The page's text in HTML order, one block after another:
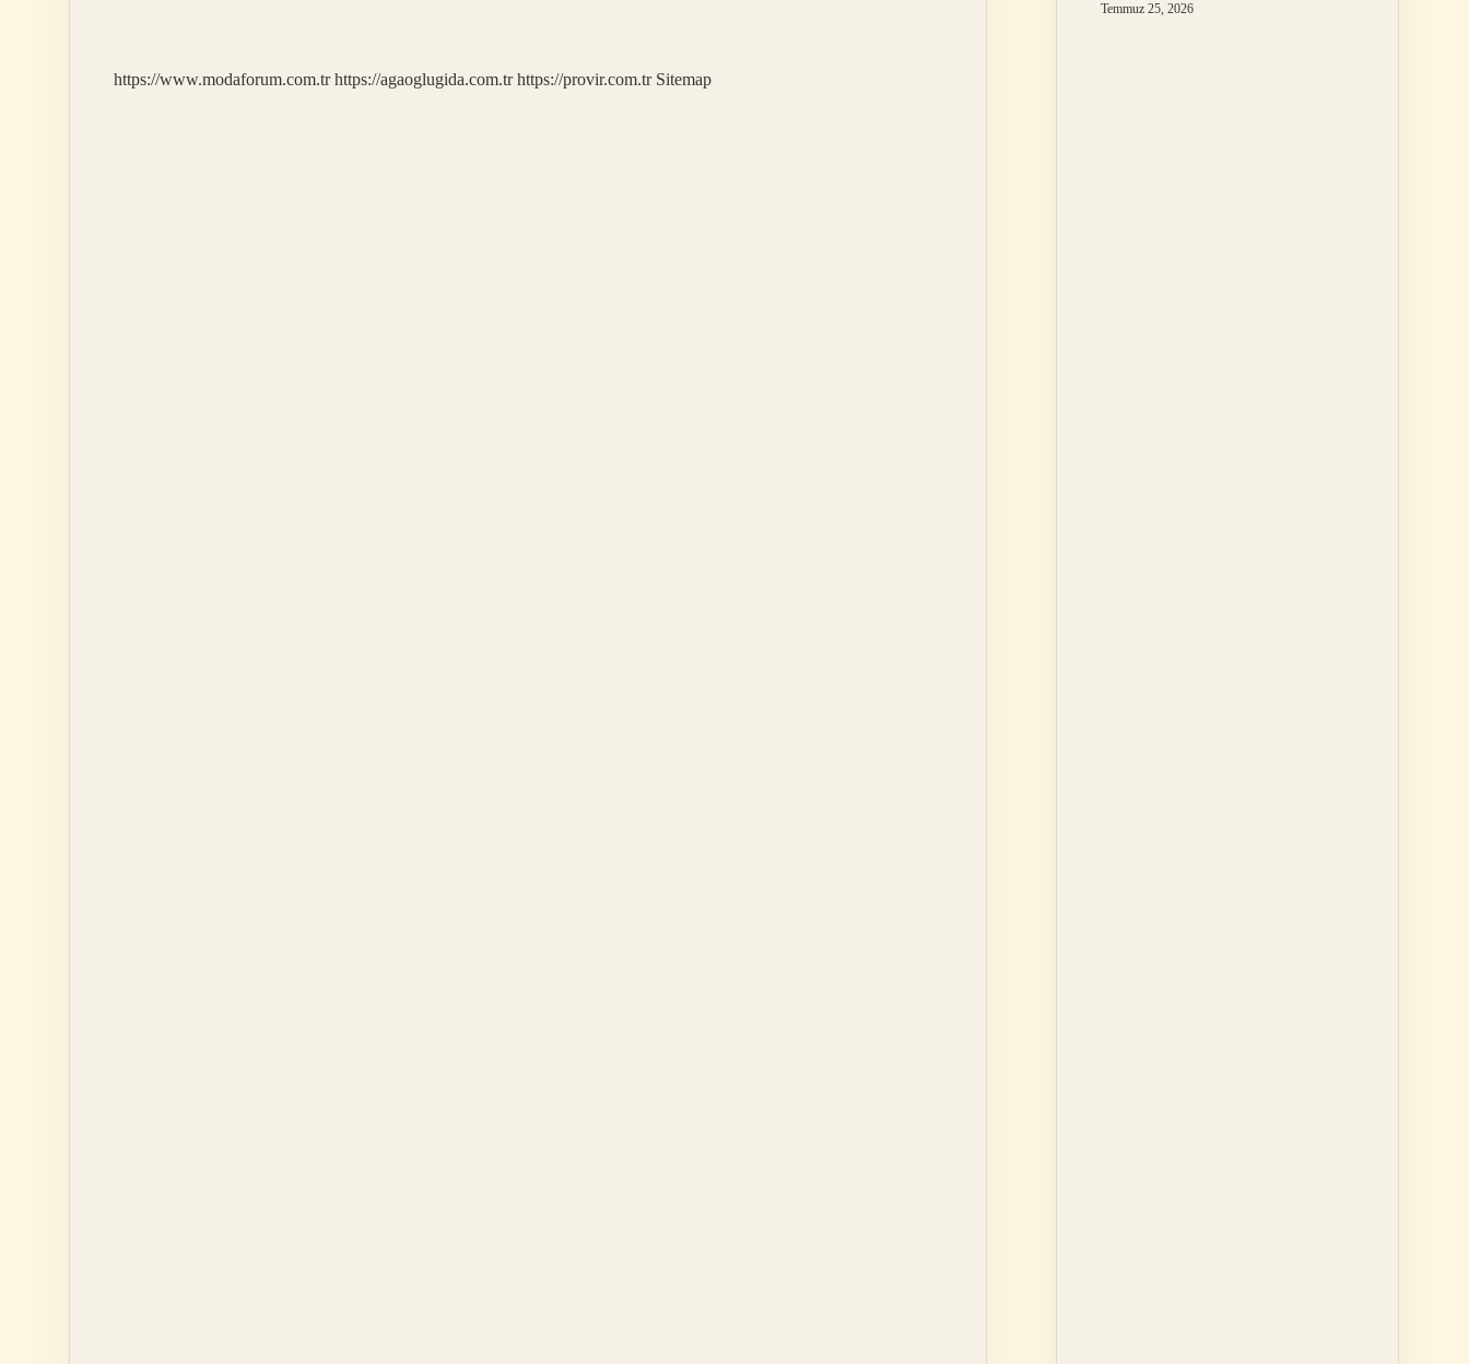
Filmin
https://www.modaforum.com.tr https://agaoglugida.com.tr https://provir.com.tr Sitemap
Temmuz 25, 2026